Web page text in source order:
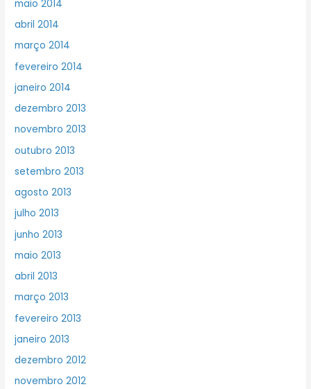
maio 2014
abril 2014
março 2014
fevereiro 2014
janeiro 2014
dezembro 2013
novembro 2013
outubro 2013
setembro 2013
agosto 2013
julho 2013
junho 2013
maio 2013
abril 2013
março 2013
fevereiro 2013
janeiro 2013
dezembro 2012
novembro 2012